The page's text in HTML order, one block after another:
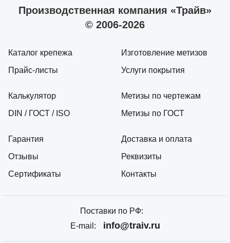
Производственная компания «Трайв»
© 2006-2026
Каталог крепежа
Прайс-листы
Калькулятор
DIN / ГОСТ / ISO
Гарантия
Отзывы
Сертификаты
Изготовление метизов
Услуги покрытия
Метизы по чертежам
Метизы по ГОСТ
Доставка и оплата
Реквизиты
Контакты
Поставки по РФ:
E-mail:
info@traiv.ru